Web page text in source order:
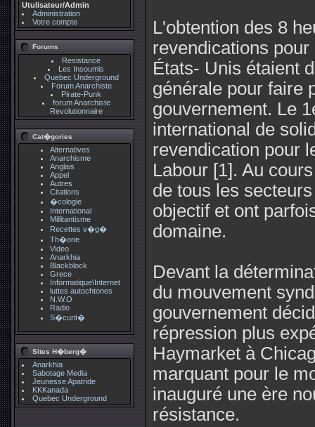
Utulisateur/Admin
Administration
Votre compte
Forums
Resistance
Les Insoumis
Quebec Underground
Forum Anarchiste
Pirate-Punk
forum Anarchiste
Revolutionnaire
Cat�gories
Alternatives
Anarchisme
Anglais
Appel
Autres
Citations
�cologie
International
Millitantisme
Recettes v�g�
Th�orie
Video
Anarkhia
Blackblock
Grece
Informatique\Internet
luttes autochtones
N.W.O
Radio
S�curit�
Sites H�berg�
Anarkhia
Sabotage Media
Jeunesse Apatride
KKKanada
Quebec Underground
L'obtention des 8
revendications
États- Unis étaient
générale pour faire
gouvernement. Le
international de
revendication pour
Labour [1]. Au
de tous les
objectif et ont
domaine.
Devant la
du mouvement
gouvernement
répression plus
Haymarket à
marquant pour le
inauguré une ère
résistance.